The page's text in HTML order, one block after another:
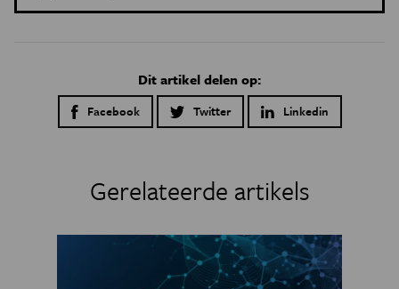
Dit artikel delen op:
Facebook Twitter Linkedin
Gerelateerde artikels